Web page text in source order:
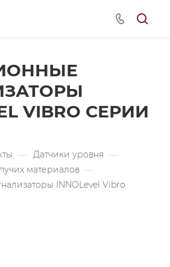
VIBRO СЕРИИ
— Датчики уровня —
материалов —
INNOLevel Vibro